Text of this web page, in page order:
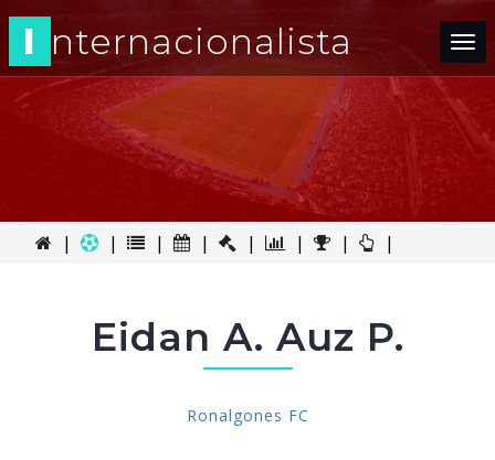
I nternacionalista
| | | | | | | |
Eidan A. Auz P.
Ronalgones FC